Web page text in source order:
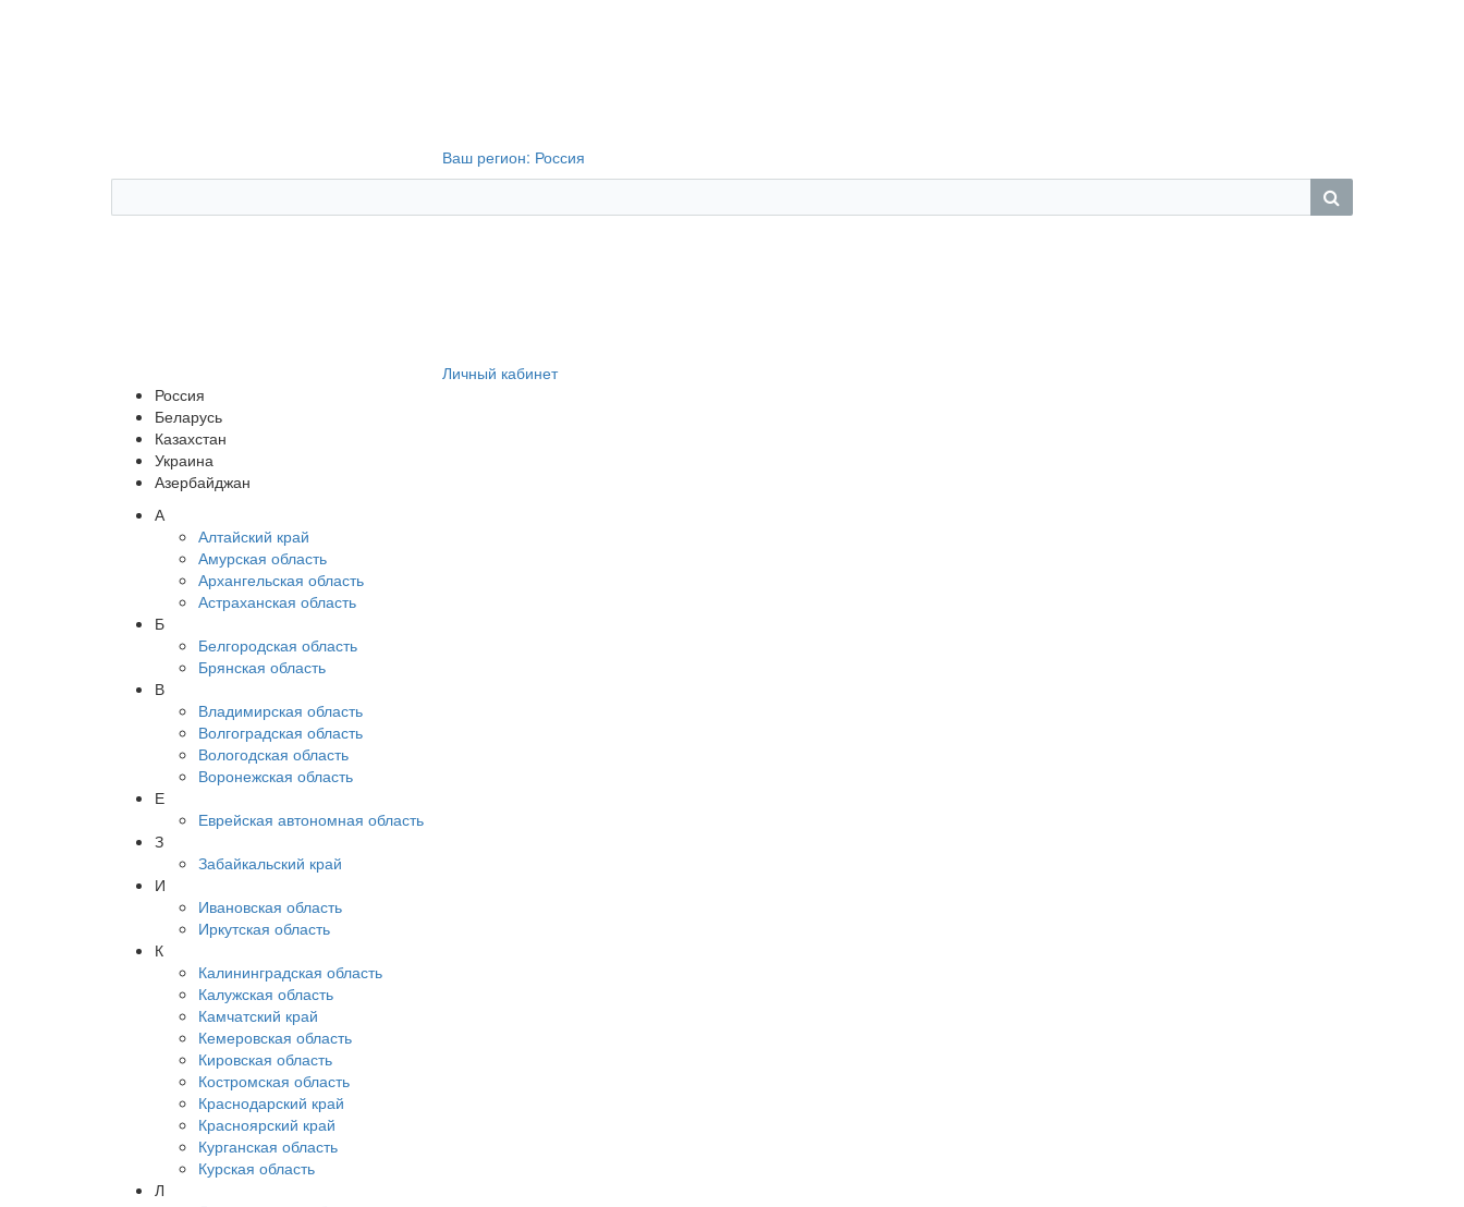
Ваш регион: Россия
Личный кабинет
Россия
Беларусь
Казахстан
Украина
Азербайджан
А
Алтайский край
Амурская область
Архангельская область
Астраханская область
Б
Белгородская область
Брянская область
В
Владимирская область
Волгоградская область
Вологодская область
Воронежская область
Е
Еврейская автономная область
З
Забайкальский край
И
Ивановская область
Иркутская область
К
Калининградская область
Калужская область
Камчатский край
Кемеровская область
Кировская область
Костромская область
Краснодарский край
Красноярский край
Курганская область
Курская область
Л